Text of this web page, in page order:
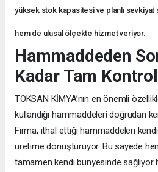
yüksek stok kapasitesi ve planlı
hem de ulusal ölçekte hizmet veriyor.
Hammaddeden
Kadar Tam Kontrol
TOKSAN KİMYA’nın en önemli
kullandığı hammaddeleri doğrudan
Firma, ithal ettiği hammaddeleri
üretime dönüştürüyor. Bu sayede
tamamen kendi bünyesinde sağlıyor